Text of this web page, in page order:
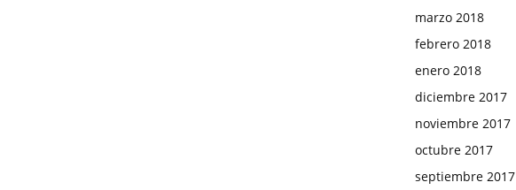
marzo 2018
febrero 2018
enero 2018
diciembre 2017
noviembre 2017
octubre 2017
septiembre 2017